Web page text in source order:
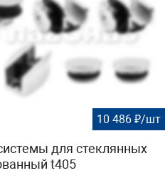
10 486 ₽/шт
для стеклянных
t405